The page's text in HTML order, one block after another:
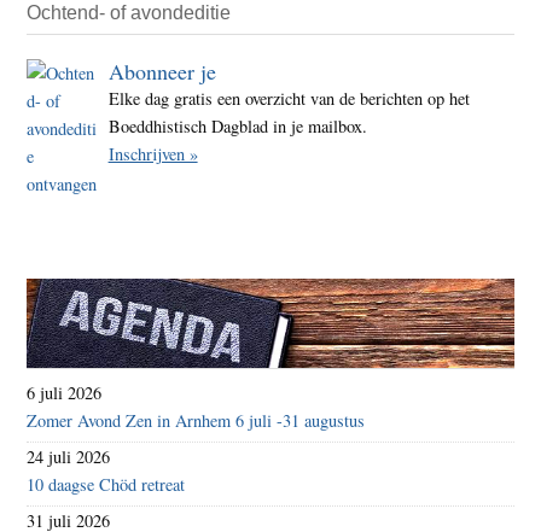
Ochtend- of avondeditie
Abonneer je
Elke dag gratis een overzicht van de berichten op het
Boeddhistisch Dagblad in je mailbox.
Inschrijven »
6 juli 2026
Zomer Avond Zen in Arnhem 6 juli -31 augustus
24 juli 2026
10 daagse Chöd retreat
31 juli 2026